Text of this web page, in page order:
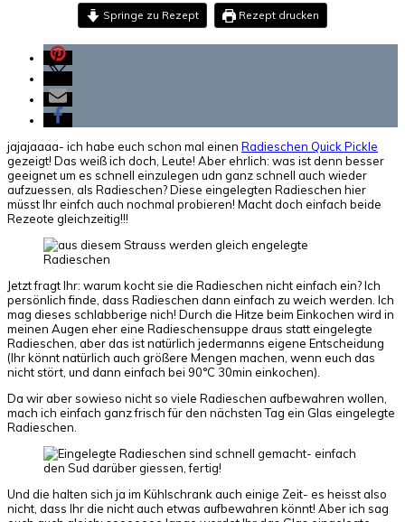
Springe zu Rezept Rezept drucken
jajajaaaa- ich habe euch schon mal einen Radieschen Quick Pickle
gezeigt! Das weiß ich doch, Leute! Aber ehrlich: was ist denn besser
geeignet um es schnell einzulegen udn ganz schnell auch wieder
aufzuessen, als Radieschen? Diese eingelegten Radieschen hier
müsst Ihr einfch auch nochmal probieren! Macht doch einfach beide
Rezeote gleichzeitig!!!
Jetzt fragt Ihr: warum kocht sie die Radieschen nicht einfach ein? Ich
persönlich finde, dass Radieschen dann einfach zu weich werden. Ich
mag dieses schlabberige nich! Durch die Hitze beim Einkochen wird in
meinen Augen eher eine Radieschensuppe draus statt eingelegte
Radieschen, aber das ist natürlich jedermanns eigene Entscheidung
(Ihr könnt natürlich auch größere Mengen machen, wenn euch das
nicht stört, und dann einfach bei 90°C 30min einkochen).
Da wir aber sowieso nicht so viele Radieschen aufbewahren wollen,
mach ich einfach ganz frisch für den nächsten Tag ein Glas eingelegte
Radieschen.
Und die halten sich ja im Kühlschrank auch einige Zeit- es heisst also
nicht, dass Ihr die nicht auch etwas aufbewahren könnt! Aber ich sag